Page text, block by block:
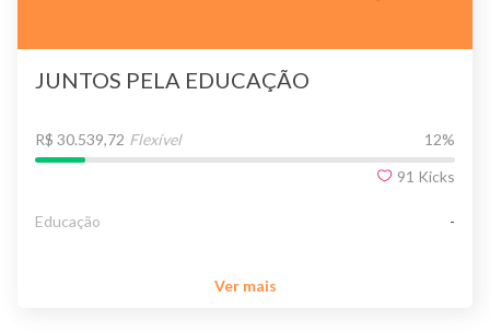
JUNTOS PELA EDUCAÇÃO
R$ 30.539,72 Flexível 12%
91 Kicks
Educação -
Ver mais